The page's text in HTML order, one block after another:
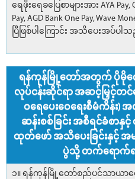
ရေဖိုးရေခပြေစာများအား AYA Pay,
Pay, AGD Bank One Pay, Wave
ပြီဖြစ်ပါကြောင်း အသိပေးအပ်ပါ
ရန်ကုန်မြို့တော်အတွက် ပိုမိုကေ
လုပ်ငန်းဆိုင်ရာ အဆင့်မြှင့်တင်
ဝရေပေးဝေရေးစီမံကိန်း
ဆန်းစစ်ခြင်း အစီရင်ခံစာနှ
ထုတ်ဖော် အသိပေးခြင်းနှင့် အ
ပွဲသို့ တက်ရောက်ရန်
၁။ ရန်ကုန်မြို့တော်စည်ပင်သာယ